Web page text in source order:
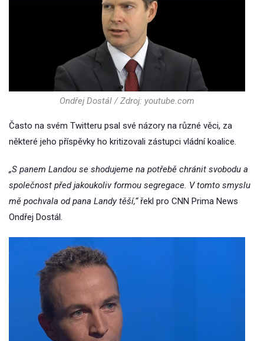
Ondřej Dostál / Zdroj: youtube.com
Často na svém Twitteru psal své názory na různé věci, za
některé jeho příspěvky ho kritizovali zástupci vládní koalice.
„S panem Landou se shodujeme na potřebě chránit svobodu a
společnost před jakoukoliv formou segregace. V tomto smyslu
mě pochvala od pana Landy těší,“řekl pro CNN Prima News
Ondřej Dostál.